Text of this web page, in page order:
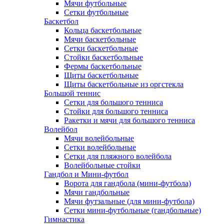
Мячи футбольные
Сетки футбольные
Баскетбол
Кольца баскетбольные
Мячи баскетбольные
Сетки баскетбольные
Стойки баскетбольные
Фермы баскетбольные
Щиты баскетбольные
Щиты баскетбольные из оргстекла
Большой теннис
Сетки для большого тенниса
Стойки для большого тенниса
Ракетки и мячи для большого тенниса
Волейбол
Мячи волейбольные
Сетки волейбольные
Сетки для пляжного волейбола
Волейбольные стойки
Гандбол и Мини-футбол
Ворота для гандбола (мини-футбола)
Мячи гандбольные
Мячи футзальные (для мини-футбола)
Сетки мини-футбольные (гандбольные)
Гимнастика